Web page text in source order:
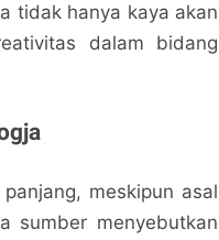
ke media lain
tidak hanya kaya akan
dalam bidang
meskipun asal
sumber menyebutkan
ke media lain